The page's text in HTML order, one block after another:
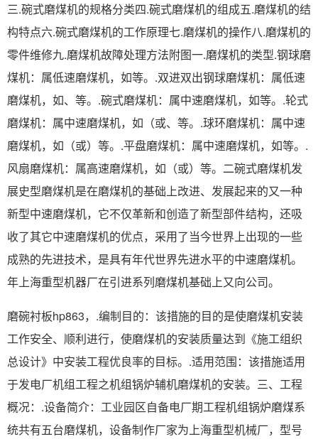
三.碗式磨煤机的规格分类四.碗式磨煤机的组成五.磨煤机的结
构特点六.碗式磨煤机的工作原理七.磨煤机的操作八.磨煤机的
零件维修九.磨煤机故障处理方法附图一.磨煤机的类型.钢球磨
煤机：属低速磨煤机，如等。.双进双出钢球磨煤机：属低速
磨煤机，如、等。.碗式磨煤机：属中速磨煤机，如等。.轮式
磨煤机：属中速磨煤机，如（或、等。.球环磨煤机：属中速
磨煤机，如（或）等。.平盘磨煤机：属中速磨煤机，如等。.
风扇磨煤机：属高速磨煤机，如（或）等。二碗式磨煤机发
展史型磨煤机是在磨煤机的基础上改进、发展起来的又一种
新型中速磨煤机，它不仅革新和创造了新型部件结构，还吸
收了其它中速磨煤机的优点，采用了当今世界上出现的一些
成熟的先进技术，是具有年代世界先进水平的中速磨煤机。
年上海重型机器厂在引进系列磨煤机基础上又向公司。
磨碗衬板hp863，.编制目的：该措施的目的是使磨煤机安装
工作安全、顺利进行，使磨煤机的安装质量达到《施工组织
总设计》中安装工程优良率的目标。.适用范围：该措施适用
于发电厂机组工程之机组锅炉辅机磨煤机的安装。三、工程
概况：.设备简介：工业园区自备电厂期工程机组锅炉磨煤系
统共有五台磨煤机，设备制作厂家为上海重型机械厂，型号